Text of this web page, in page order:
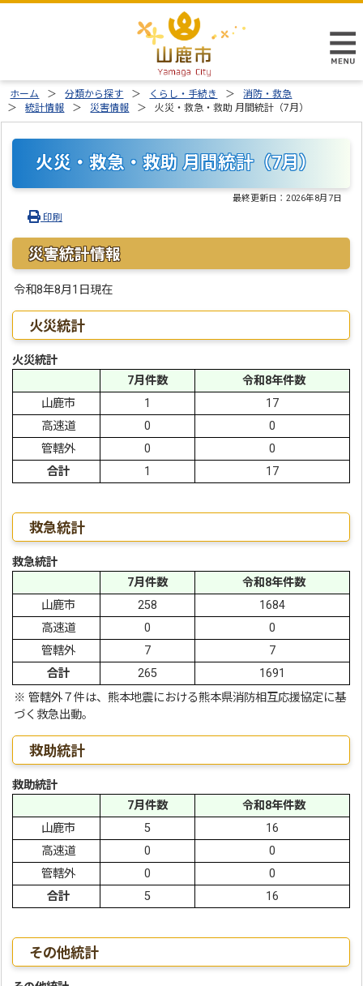
ホーム 分類から探す くらし・手続き
消防・救急
統計情報
災害情報 火災・救急・救助 月間統計（7月）
火災・救急・救助 月間統計（7月）
最終更新日：2026年8月7日
印刷
災害統計情報
令和8年8月1日現在
火災統計
火災統計
7月件数
令和8年件数
山鹿市
1
17
高速道
0
0
管轄外
0
0
合計
1 17
救急統計
救急統計
7月件数
令和8年件数
山鹿市
258
1684
高速道
0
0
管轄外
7
7
合計
265
1691
※ 管轄外７件は、熊本地震における熊本県消防相互応援協定に基
づく救急出動。
救助統計
救助統計
7月件数
令和8年件数
山鹿市
5
16
高速道
0
0
管轄外
0
0
合計
5 16
その他統計